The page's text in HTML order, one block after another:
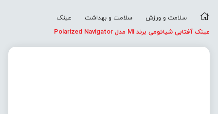
سلامت و ورزش سلامت و بهداشت
عینک
عینک آفتابی شیائومی برند Mi مدل Polarized Navigator